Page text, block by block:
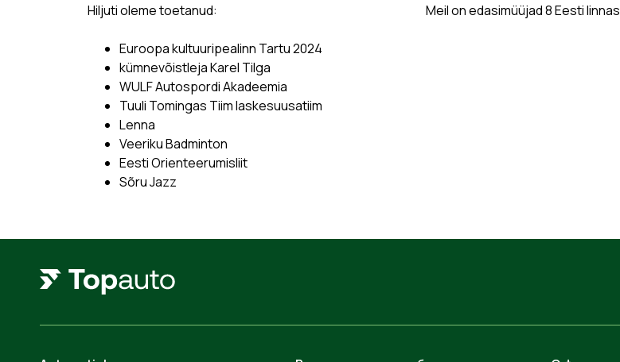
Hiljuti oleme toetanud:
Euroopa kultuuripealinn Tartu 2024
kümnevõistleja Karel Tilga
WULF Autospordi Akadeemia
Tuuli Tomingas Tiim laskesuusatiim
Lenna
Veeriku Badminton
Eesti Orienteerumisliit
Sõru Jazz
Meil on edasimüüjad 8 Eesti linnas